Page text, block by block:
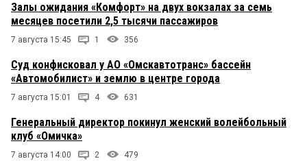
Залы ожидания «Комфорт» на двух вокзалах за семь
месяцев посетили 2,5 тысячи пассажиров
7 августа 15:45 1 356
Суд конфисковал у АО «Омскавтотранс» бассейн
«Автомобилист» и землю в центре города
7 августа 15:01 4 631
Генеральный директор покинул женский волейбольный
клуб «Омичка»
7 августа 14:00 2 479